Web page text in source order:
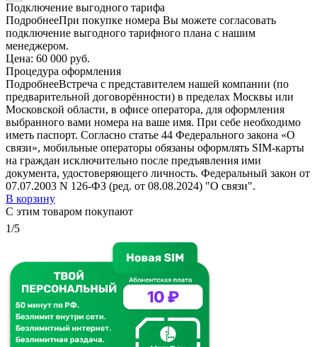
Подключение выгодного тарифа
ПодробнееПри покупке номера Вы можете согласовать
подключение выгодного тарифного плана с нашим
менеджером.
Цена: 60 000 руб.
Процедура оформления
ПодробнееВстреча с представителем нашей компании (по
предварительной договорённости) в пределах Москвы или
Московской области, в офисе оператора, для оформления
выбранного вами номера на ваше имя. При себе необходимо
иметь паспорт. Согласно статье 44 Федерального закона «О
связи», мобильные операторы обязаны оформлять SIM-карты
на граждан исключительно после предъявления ими
документа, удостоверяющего личность. Федеральный закон от
07.07.2003 N 126-ФЗ (ред. от 08.08.2024) "О связи".
В корзину
С этим товаром покупают
1/5